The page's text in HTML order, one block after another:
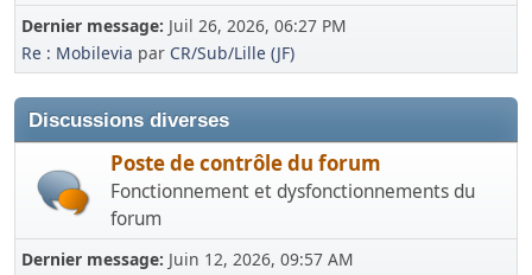
Dernier message: Juil 26, 2026, 06:27 PM
Re : Mobilevia par CR/Sub/Lille (JF)
Discussions diverses
Poste de contrôle du forum
Fonctionnement et dysfonctionnements du
forum
Dernier message: Juin 12, 2026, 09:57 AM